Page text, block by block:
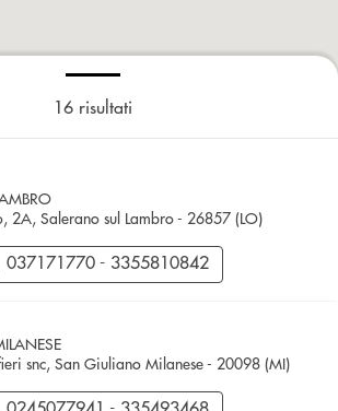
16 risultati
2A, Salerano sul Lambro - 26857 (LO)
037171770 - 3355810842
snc, San Giuliano Milanese - 20098 (MI)